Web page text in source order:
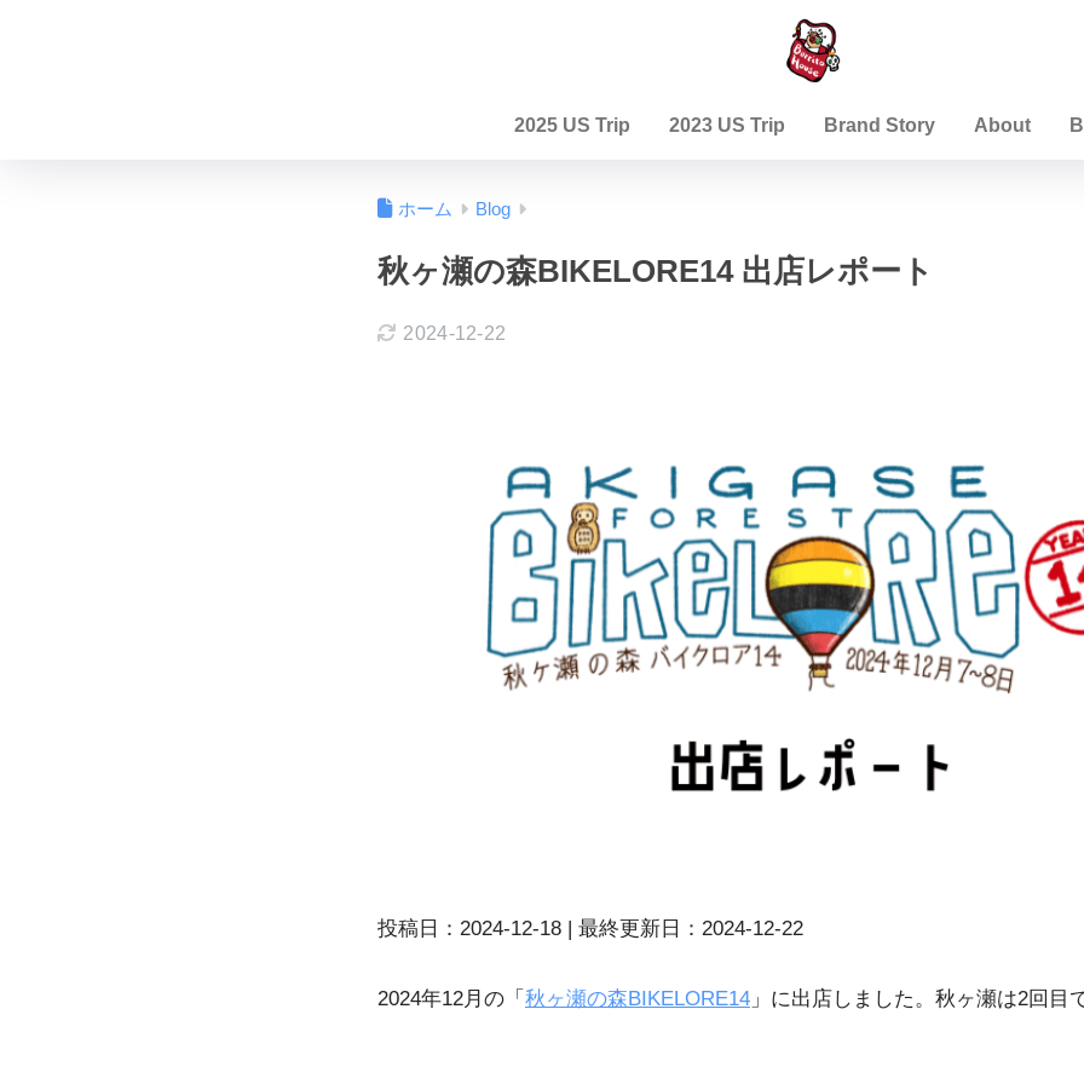
2025 US Trip 2023 US Trip Brand Story About
ホーム Blog
秋ヶ瀬の森BIKELORE14 出店レポート
2024-12-22
投稿日：2024-12-18 | 最終更新日：2024-12-22
2024年12月の「 秋ヶ瀬の森BIKELORE14 」に出店しました。秋ヶ瀬は2回目